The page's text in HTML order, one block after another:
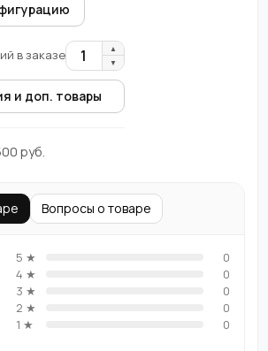
в заказе 1
▲
▼
и доп. товары
руб.
Вопросы о товаре
5 ★
0
4 ★
0
3 ★
0
2 ★
0
1 ★
0